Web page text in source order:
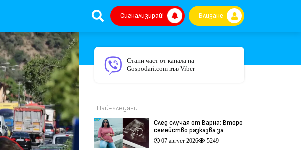
Сигнализирай! Влизане
Стани част от канала на
Gospodari.com във Viber
Най-гледани
След случая от Варна: Второ
семейство разказва за
трагедия след бременност
при същия лекар (видео)
07 август 2026 5249